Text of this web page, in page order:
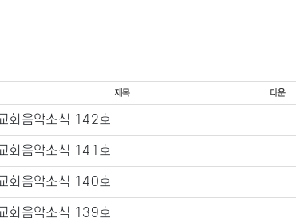
회음악소식 142호
회음악소식 141호
회음악소식 140호
회음악소식 139호